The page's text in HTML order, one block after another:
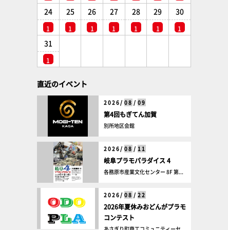
24
1
25
1
26
1
27
1
28
1
29
1
30
1
31
1
直近のイベント
2026/ 08 / 09
第4回もぎてん加賀
別所地区会館
2026/ 08 / 11
岐阜プラモパラダイス 4
各務原市産業文化センター 8F 第...
2026/ 08 / 22
2026年夏休みおどんがプラモ
コンテスト